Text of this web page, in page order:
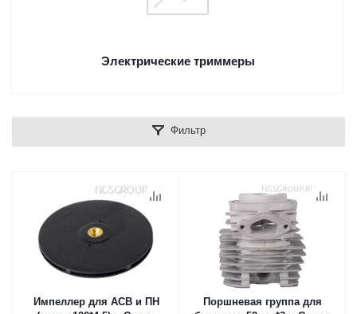
Электрические триммеры
Фильтр
Импеллер для АСВ и ПН
Поршневая группа для